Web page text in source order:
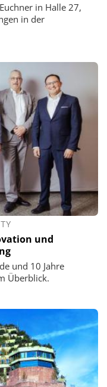
in Halle 27,
in der
und
und 10 Jahre
Überblick.